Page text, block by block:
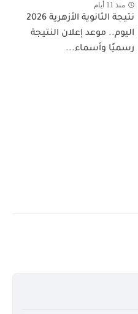
منذ 11 أيام
نتيجة الثانوية الأزهرية 2026
اليوم.. موعد إعلان النتيجة
رسميًا وأسماء...